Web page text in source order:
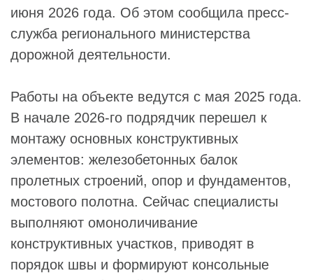
июня 2026 года. Об этом сообщила пресс-
служба регионального министерства
дорожной деятельности.
Работы на объекте ведутся с мая 2025 года.
В начале 2026-го подрядчик перешел к
монтажу основных конструктивных
элементов: железобетонных балок
пролетных строений, опор и фундаментов,
мостового полотна. Сейчас специалисты
выполняют омоноличивание
конструктивных участков, приводят в
порядок швы и формируют консольные